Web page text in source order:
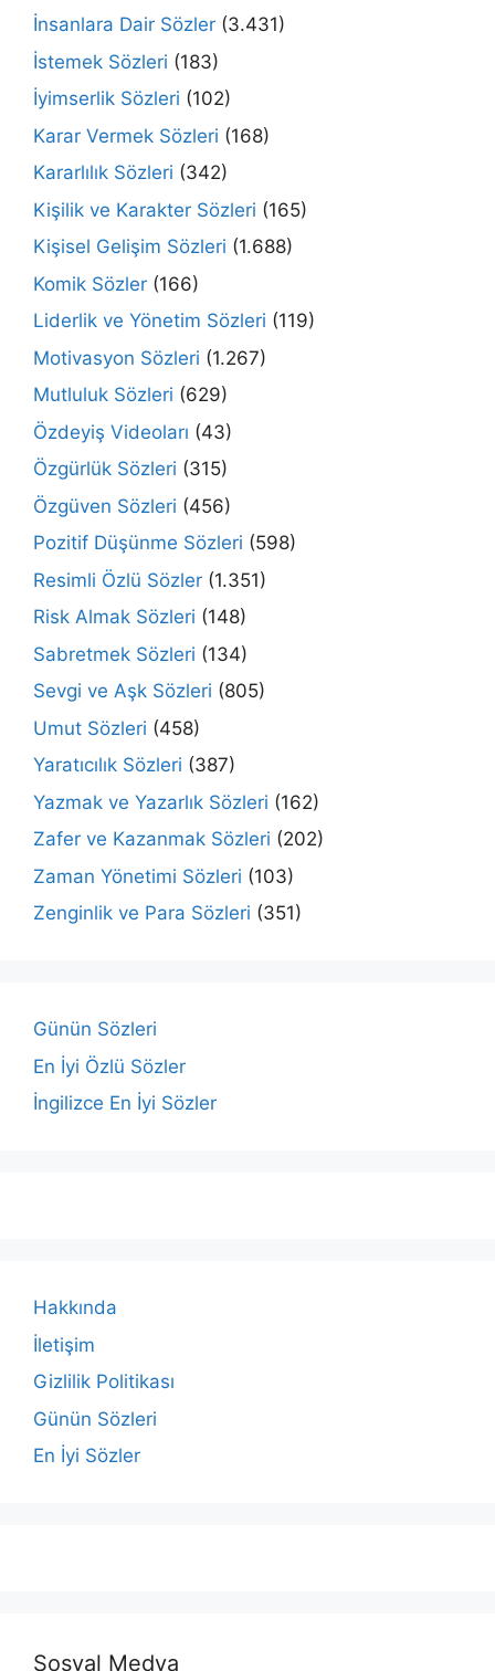
İnsanlara Dair Sözler (3.431)
İstemek Sözleri (183)
İyimserlik Sözleri (102)
Karar Vermek Sözleri (168)
Kararlılık Sözleri (342)
Kişilik ve Karakter Sözleri (165)
Kişisel Gelişim Sözleri (1.688)
Komik Sözler (166)
Liderlik ve Yönetim Sözleri (119)
Motivasyon Sözleri (1.267)
Mutluluk Sözleri (629)
Özdeyiş Videoları (43)
Özgürlük Sözleri (315)
Özgüven Sözleri (456)
Pozitif Düşünme Sözleri (598)
Resimli Özlü Sözler (1.351)
Risk Almak Sözleri (148)
Sabretmek Sözleri (134)
Sevgi ve Aşk Sözleri (805)
Umut Sözleri (458)
Yaratıcılık Sözleri (387)
Yazmak ve Yazarlık Sözleri (162)
Zafer ve Kazanmak Sözleri (202)
Zaman Yönetimi Sözleri (103)
Zenginlik ve Para Sözleri (351)
Günün Sözleri
En İyi Özlü Sözler
İngilizce En İyi Sözler
Hakkında
İletişim
Gizlilik Politikası
Günün Sözleri
En İyi Sözler
Sosyal Medya